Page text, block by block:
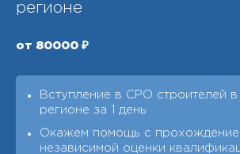
регионе
от 80000 ₽
Вступление в СРО строителей
регионе за 1 день
Окажем помощь с
независимой оценки